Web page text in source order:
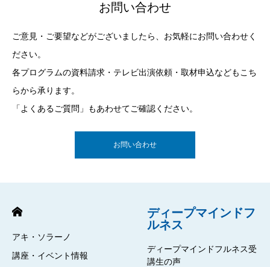
お問い合わせ
ご意見・ご要望などがございましたら、お気軽にお問い合わせく
ださい。
各プログラムの資料請求・テレビ出演依頼・取材申込などもこち
らから承ります。
「よくあるご質問」もあわせてご確認ください。
お問い合わせ
アキ・ソラーノ
講座・イベント情報
ディープマインドフ
ルネス
ディープマインドフルネス受
講生の声